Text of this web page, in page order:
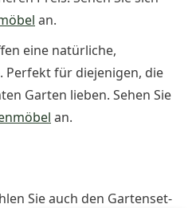
an.
eine natürliche,
Perfekt für diejenigen, die
Garten lieben. Sehen Sie
an.
Sie auch den Gartenset-